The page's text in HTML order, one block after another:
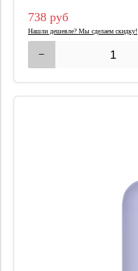
738 руб
Нашли дешевле? Мы сделаем скидку!